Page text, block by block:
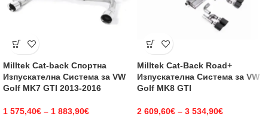
Milltek Cat-back Спортна
Изпускателна Система за VW
Golf MK7 GTI 2013-2016
1 575,40€ – 1 883,90€
Milltek Cat-Back Road+
Изпускателна Система за VW
Golf MK8 GTI
2 609,60€ – 3 534,90€